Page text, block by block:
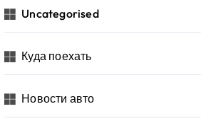
Uncategorised
Куда поехать
Новости авто